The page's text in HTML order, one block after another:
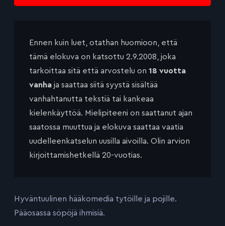
Ennen kuin luet, otathan huomioon, että
tämä elokuva on katsottu 2.9.2008, joka
tarkoittaa sitä että arvostelu on 18 vuotta
vanha ja saattaa siitä syystä sisältää
vanhahtanutta tekstiä tai kankeaa
kielenkäyttöä. Mielipiteeni on saattanut ajan
saatossa muuttua ja elokuva saattaa vaatia
uudelleenkatselun uusilla aivoilla. Olin arvion
kirjoittamishetkellä 20-vuotias.
Hyväntuulinen hääkomedia tytöille ja pojille.
Pääosassa söpöjä ihmisiä.